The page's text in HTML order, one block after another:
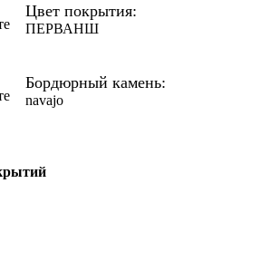
Цвет покрытия:
ПЕРВАНШ
Бордюрный камень:
navajo